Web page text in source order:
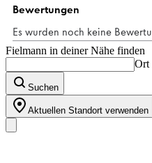
Bewertungen
Fielmann in deiner Nähe finden
Ort
Suchen
Aktuellen Standort verwenden